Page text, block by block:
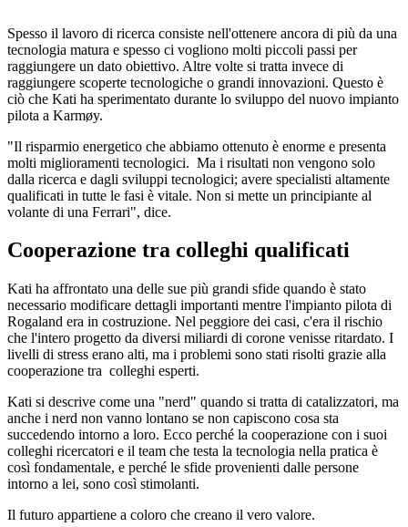
Spesso il lavoro di ricerca consiste nell'ottenere ancora di più da una
tecnologia matura e spesso ci vogliono molti piccoli passi per
raggiungere un dato obiettivo. Altre volte si tratta invece di
raggiungere scoperte tecnologiche o grandi innovazioni. Questo è
ciò che Kati ha sperimentato durante lo sviluppo del nuovo impianto
pilota a Karmøy.
"Il risparmio energetico che abbiamo ottenuto è enorme e presenta
molti miglioramenti tecnologici. Ma i risultati non vengono solo
dalla ricerca e dagli sviluppi tecnologici; avere specialisti altamente
qualificati in tutte le fasi è vitale. Non si mette un principiante al
volante di una Ferrari", dice.
Cooperazione tra colleghi qualificati
Kati ha affrontato una delle sue più grandi sfide quando è stato
necessario modificare dettagli importanti mentre l'impianto pilota di
Rogaland era in costruzione. Nel peggiore dei casi, c'era il rischio
che l'intero progetto da diversi miliardi di corone venisse ritardato. I
livelli di stress erano alti, ma i problemi sono stati risolti grazie alla
cooperazione tra colleghi esperti.
Kati si descrive come una "nerd" quando si tratta di catalizzatori, ma
anche i nerd non vanno lontano se non capiscono cosa sta
succedendo intorno a loro. Ecco perché la cooperazione con i suoi
colleghi ricercatori e il team che testa la tecnologia nella pratica è
così fondamentale, e perché le sfide provenienti dalle persone
intorno a lei, sono così stimolanti.
Il futuro appartiene a coloro che creano il vero valore.